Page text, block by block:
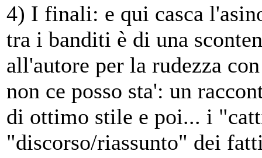
4) I finali: e qui casca
tra i banditi è di una
all'autore per la rudezza
non ce posso sta': un
di ottimo stile e poi... i
"discorso/riassunto" dei